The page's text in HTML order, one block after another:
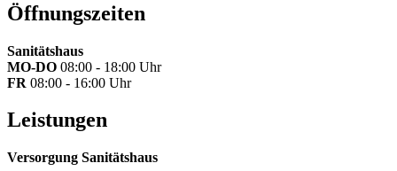
Öffnungszeiten
Sanitätshaus
MO-DO 08:00 - 18:00 Uhr
FR 08:00 - 16:00 Uhr
Leistungen
Versorgung Sanitätshaus